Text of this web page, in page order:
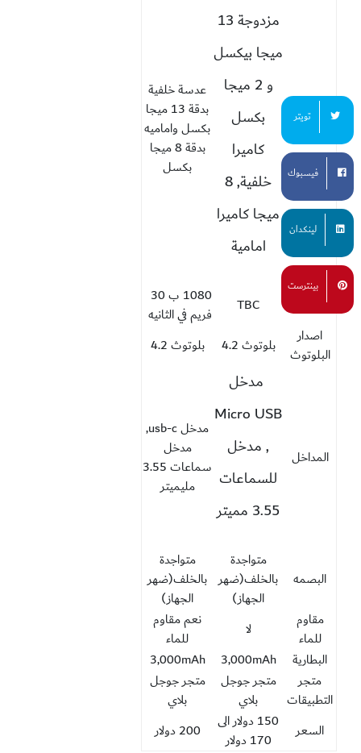
الكاميرا
مزدوجة 13
ميجا بيكسل
و 2 ميجا
بكسل
كاميرا
خلفية, 8
ميجا كاميرا
امامية
عدسة خلفية
بدقة 13 ميجا
بكسل واماميه
بدقة 8 ميجا
بكسل
TBC
1080 ب 30
فريم في الثانيه
اصدار
البلوتوث
بلوتوث 4.2 بلوتوث 4.2
المداخل
مدخل
Micro USB
, مدخل
للسماعات
3.55 مميتر
مدخل usb-c,
مدخل
سماعات 3.55
مليميتر
البصمه
متواجدة
بالخلف(ضهر
الجهاز)
متواجدة
بالخلف(ضهر
الجهاز)
مقاوم
للماء
لا
نعم مقاوم
للماء
البطارية
3,000mAh
3,000mAh
متجر
التطبيقات
متجر جوجل
بلاي
متجر جوجل
بلاي
السعر
150 دولار الى
170 دولار
200 دولار
تويتر
فيسبوك
لينكدان
بينترست